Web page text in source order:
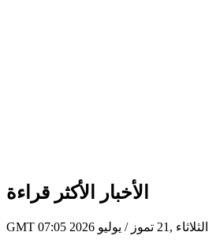
الأخبار الأكثر قراءة
GMT 07:05 2026 الثلاثاء ,21 تموز / يوليو